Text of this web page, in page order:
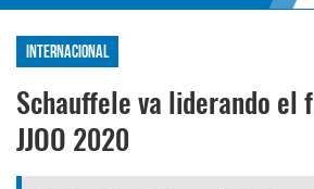
Internacional
Schauffele va liderando el
JJOO 2020